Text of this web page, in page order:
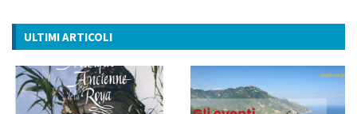
ULTIMI ARTICOLI